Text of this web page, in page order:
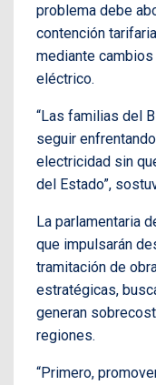
problema debe
contención
mediante
eléctrico.
“Las familias del
seguir
electricidad sin
del Estado”,
La parlamentaria
que impulsarán
tramitación de
estratégicas,
generan
regiones.
“Primero,